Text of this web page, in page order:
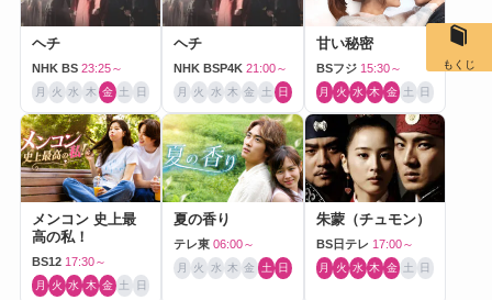
ヘチ
NHK BS 23:25～
月 火 水 木 金 土 日
ヘチ
NHK BSP4K 21:00～
月 火 水 木 金 土 日
甘い秘密
BSフジ 15:30～
月 火 水 木 金 土 日
メンコン 史上最
高の私！
BS12 17:30～
月 火 水 木 金 土 日
夏の香り
テレ東 06:00～
月 火 水 木 金 土 日
朱蒙（チュモン）
BS日テレ 17:00～
月 火 水 木 金 土 日
もくじ